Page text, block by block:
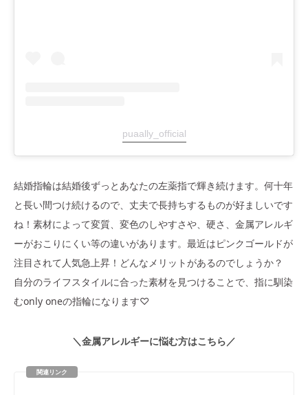
puaally_official
結婚指輪は結婚後ずっとあなたの左薬指で輝き続けます。何十年
と長い間つけ続けるので、丈夫で長持ちするものが好ましいです
ね！素材によって変質、変色のしやすさや、硬さ、金属アレルギ
ーがおこりにくい等の違いがあります。最近はピンクゴールドが
注目されて人気急上昇！どんなメリットがあるのでしょうか？
自分のライフスタイルに合った素材を見つけることで、指に馴染
むonly oneの指輪になります♡
＼金属アレルギーに悩む方はこちら／